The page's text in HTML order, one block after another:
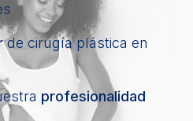
de cirugía plástica en
profesionalidad